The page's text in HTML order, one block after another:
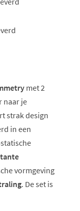
met 2
naar je
strak design
in een
vormgeving
. De set is
doucheslang